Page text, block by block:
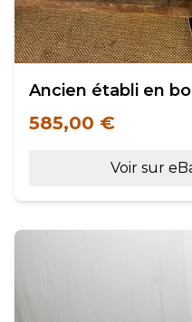
Ancien établi en
585,00 €
Voir sur